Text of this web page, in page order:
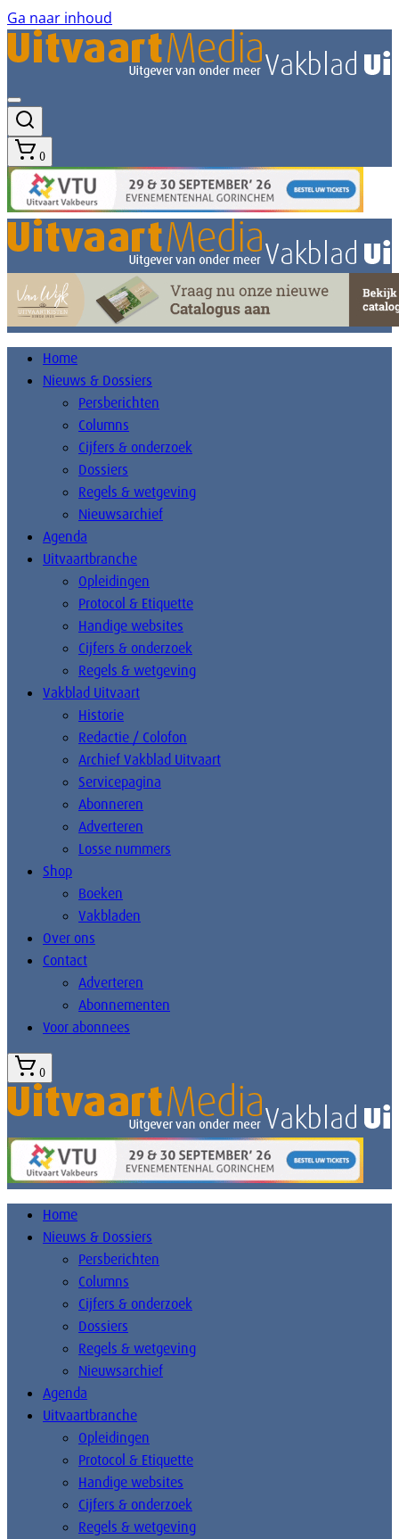
Ga naar inhoud
0
Home
Nieuws & Dossiers
Persberichten
Columns
Cijfers & onderzoek
Dossiers
Regels & wetgeving
Nieuwsarchief
Agenda
Uitvaartbranche
Opleidingen
Protocol & Etiquette
Handige websites
Cijfers & onderzoek
Regels & wetgeving
Vakblad Uitvaart
Historie
Redactie / Colofon
Archief Vakblad Uitvaart
Servicepagina
Abonneren
Adverteren
Losse nummers
Shop
Boeken
Vakbladen
Over ons
Contact
Adverteren
Abonnementen
Voor abonnees
0
Home
Nieuws & Dossiers
Persberichten
Columns
Cijfers & onderzoek
Dossiers
Regels & wetgeving
Nieuwsarchief
Agenda
Uitvaartbranche
Opleidingen
Protocol & Etiquette
Handige websites
Cijfers & onderzoek
Regels & wetgeving